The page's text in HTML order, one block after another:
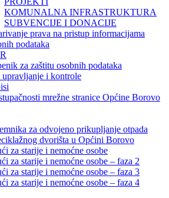
KOMUNALNA INFRASTRUKTURA
SUBVENCIJE I DONACIJE
prava na pristup informacijama
podataka
za zaštitu osobnih podataka
i kontrole
mrežne stranice Općine Borovo
za odvojeno prikupljanje otpada
dvorišta u Općini Borovo
za starije i nemoćne osobe
za starije i nemoćne osobe – faza 2
za starije i nemoćne osobe – faza 3
za starije i nemoćne osobe – faza 4